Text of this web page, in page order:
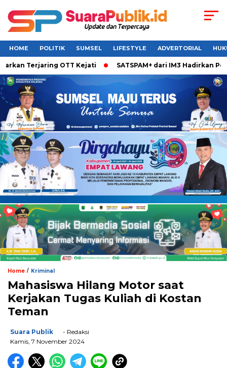
HOME POLITIK SUMSEL LIFESTYLE ADVERTORIAL
Terjaring OTT Kejati SATSPAM+ dari IM3 Hadirkan
Home / Kriminal
Mahasiswa Hilang Motor saat
Kerjakan Tugas Kuliah di Kostan
Teman
Suara Publik
- Redaksi
Kamis, 7 November 2024